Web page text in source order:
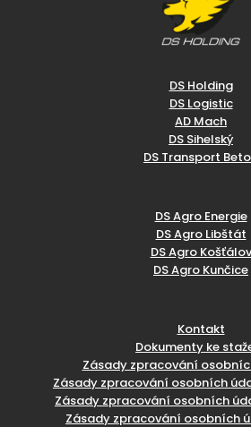
DS Holding
DS Logistic
AD Mach
DS Sihelský
DS Transport
DS Agro Energie
DS Agro Libštát
DS Agro Košťálov
DS Agro Kunčice
Kontakt
Dokumenty ke
Zásady zpracování
Zásady zpracování osobních
Zásady zpracování osobních
Zásady zpracování osobních